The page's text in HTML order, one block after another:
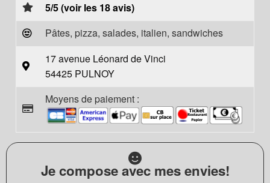
5/5 (voir les 18 avis)
Pâtes, pizza, salades, italien, sandwiches
17 avenue Léonard de Vinci
54425 PULNOY
Moyens de paiement :
Je compose avec mes envies!